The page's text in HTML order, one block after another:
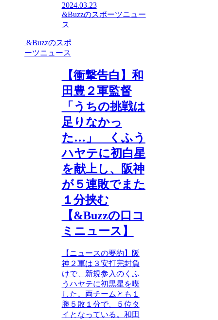
2024.03.23
&Buzzのスポーツニュー
ス
&Buzzのスポ
ーツニュース
【衝撃告白】和
田豊２軍監督
「うちの挑戦は
足りなかっ
た…」 くふう
ハヤテに初白星
を献上し、阪神
が５連敗でまた
１分挟む
【&Buzzの口コ
ミニュース】
【ニュースの要約】阪
神２軍は３安打完封負
けで、新規参入のくふ
うハヤテに初黒星を喫
した。両チームとも１
勝５敗１分で、５位タ
イとなっている。和田